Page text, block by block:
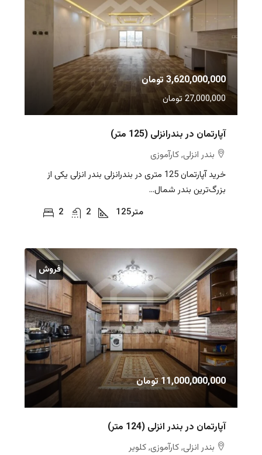
3,620,000,000 تومان
27,000,000 تومان
آپارتمان در بندرانزلی (125 متر)
بندر انزلی, کارآموزی
خرید آپارتمان 125 متری در بندرانزلی بندر انزلی یکی از
بزرگ‌ترین بندر شمال...
2
2 125متر
فروش
11,000,000,000 تومان
آپارتمان در بندر انزلی (124 متر)
بندر انزلی, کارآموزی, کلویر